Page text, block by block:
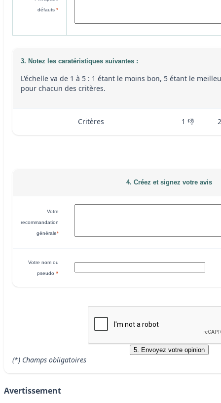
défauts *
3. Notez les caratéristiques suivantes :
L'échelle va de 1 à 5 : 1 étant le moins bon, 5 étant le
pour chacun des critères.
Critères 1 👎 2
4. Créez et signez votre avis
Votre
recommandation
générale*
Votre nom ou
pseudo *
(*) Champs obligatoires
Avertissement